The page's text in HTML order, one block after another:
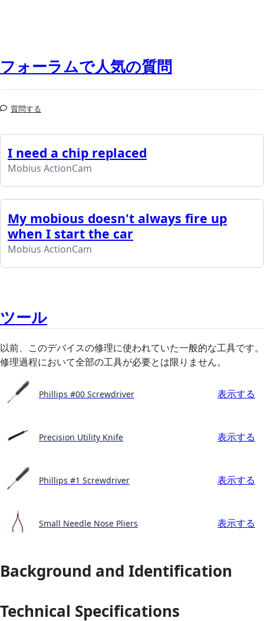
フォーラムで人気の質問
質問する
I need a chip replaced
Mobius ActionCam
My mobious doesn't always fire up
when I start the car
Mobius ActionCam
ツール
以前、このデバイスの修理に使われていた一般的な工具です。
修理過程において全部の工具が必要とは限りません。
Phillips #00 Screwdriver 表示する
Precision Utility Knife 表示する
Phillips #1 Screwdriver 表示する
Small Needle Nose Pliers 表示する
Background and Identification
Technical Specifications